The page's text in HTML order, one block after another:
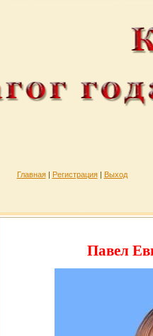
Главная| Регистрация | Выход
Павел